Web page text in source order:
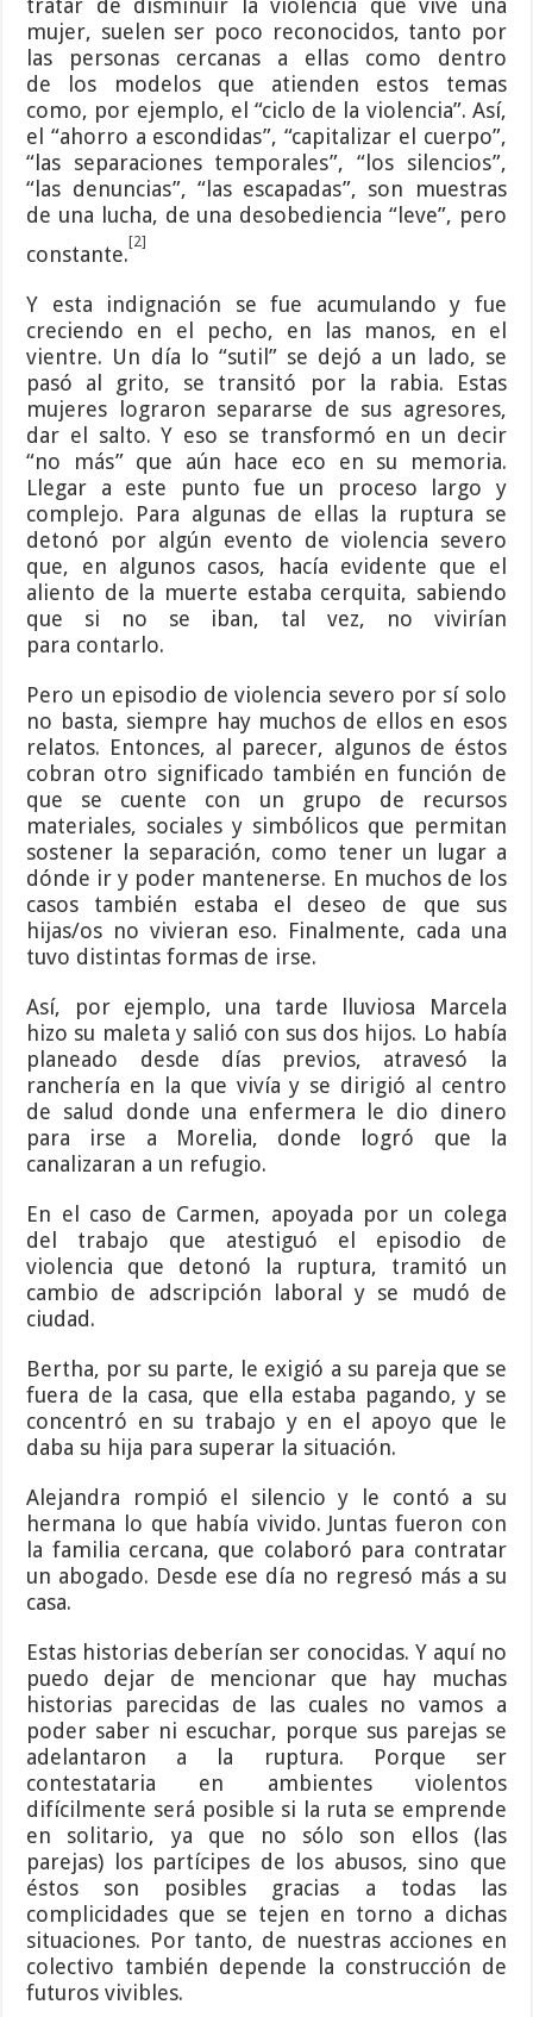
tratar de disminuir la violencia que vive una
mujer, suelen ser poco reconocidos, tanto por
las personas cercanas a ellas como dentro
de los modelos que atienden estos temas
como, por ejemplo, el “ciclo de la violencia”. Así,
el “ahorro a escondidas”, “capitalizar el cuerpo”,
“las separaciones temporales”, “los silencios”,
“las denuncias”, “las escapadas”, son muestras
de una lucha, de una desobediencia “leve”, pero
constante.
[2]
Y esta indignación se fue acumulando y fue
creciendo en el pecho, en las manos, en el
vientre. Un día lo “sutil” se dejó a un lado, se
pasó al grito, se transitó por la rabia. Estas
mujeres lograron separarse de sus agresores,
dar el salto. Y eso se transformó en un decir
“no más” que aún hace eco en su memoria.
Llegar a este punto fue un proceso largo y
complejo. Para algunas de ellas la ruptura se
detonó por algún evento de violencia severo
que, en algunos casos, hacía evidente que el
aliento de la muerte estaba cerquita, sabiendo
que si no se iban, tal vez, no vivirían
para contarlo.
Pero un episodio de violencia severo por sí solo
no basta, siempre hay muchos de ellos en esos
relatos. Entonces, al parecer, algunos de éstos
cobran otro significado también en función de
que se cuente con un grupo de recursos
materiales, sociales y simbólicos que permitan
sostener la separación, como tener un lugar a
dónde ir y poder mantenerse. En muchos de los
casos también estaba el deseo de que sus
hijas/os no vivieran eso. Finalmente, cada una
tuvo distintas formas de irse.
Así, por ejemplo, una tarde lluviosa Marcela
hizo su maleta y salió con sus dos hijos. Lo había
planeado desde días previos, atravesó la
ranchería en la que vivía y se dirigió al centro
de salud donde una enfermera le dio dinero
para irse a Morelia, donde logró que la
canalizaran a un refugio.
En el caso de Carmen, apoyada por un colega
del trabajo que atestiguó el episodio de
violencia que detonó la ruptura, tramitó un
cambio de adscripción laboral y se mudó de
ciudad.
Bertha, por su parte, le exigió a su pareja que se
fuera de la casa, que ella estaba pagando, y se
concentró en su trabajo y en el apoyo que le
daba su hija para superar la situación.
Alejandra rompió el silencio y le contó a su
hermana lo que había vivido. Juntas fueron con
la familia cercana, que colaboró para contratar
un abogado. Desde ese día no regresó más a su
casa.
Estas historias deberían ser conocidas. Y aquí no
puedo dejar de mencionar que hay muchas
historias parecidas de las cuales no vamos a
poder saber ni escuchar, porque sus parejas se
adelantaron a la ruptura. Porque ser
contestataria en ambientes violentos
difícilmente será posible si la ruta se emprende
en solitario, ya que no sólo son ellos (las
parejas) los partícipes de los abusos, sino que
éstos son posibles gracias a todas las
complicidades que se tejen en torno a dichas
situaciones. Por tanto, de nuestras acciones en
colectivo también depende la construcción de
futuros vivibles.